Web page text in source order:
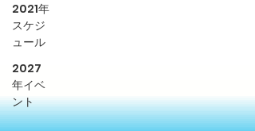
2021年
スケジ
ュール
2027
年イベ
ント